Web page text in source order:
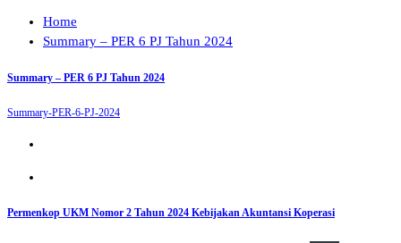
Home
Summary – PER 6 PJ Tahun 2024
Summary – PER 6 PJ Tahun 2024
Summary-PER-6-PJ-2024
Permenkop UKM Nomor 2 Tahun 2024 Kebijakan Akuntansi Koperasi